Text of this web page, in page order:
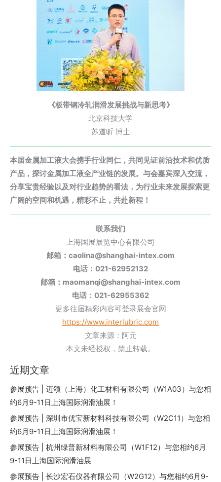
《板带钢冷轧润滑发展挑战与新思考》
北京科技大学
苏道昕 博士
本届金属加工液大会携手行业同仁，共同见证前沿技术和优质
产品，探讨金属加工液全产业链的发展。与会嘉宾深入交流，
分享宝贵经验以及对行业趋势的看法， 为行业未来发展探索更
广阔的空间和机遇，精彩不止，共赴新程！
联系我们
上海国展展览中心有限公司
邮箱：caolina@shanghai-intex.com
电话：021-62952132
邮箱：maomanqi@shanghai-intex.com
电话：021-62955362
更多往届精彩内容可登录展会官网
https://www.interlubric.com
文章来源：阿元
本文未经授权，禁止转载。
近期文章
参展预告 | 迈颂（上海）化工材料有限公司（W1A03）与您相
约6月9-11日上海国际润滑油展！
参展预告 | 深圳市优宝新材料科技有限公司（W2C11）与您相
约6月9-11日上海国际润滑油展！
参展预告 | 杭州绿普新材料有限公司（W1F12）与您相约6月
9-11日上海国际润滑油展
参展预告 | 长沙宏石仪器有限公司（W2G12）与您相约6月9-